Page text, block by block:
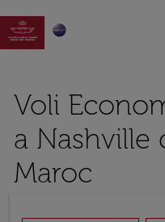

Voli
a Nashville
Maroc